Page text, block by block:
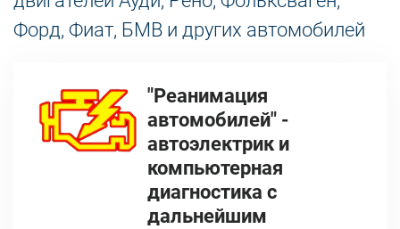
Форд, Фиат, БМВ и других автомобилей
"Реанимация
автомобилей" -
автоэлектрик и
компьютерная
диагностика с
дальнейшим